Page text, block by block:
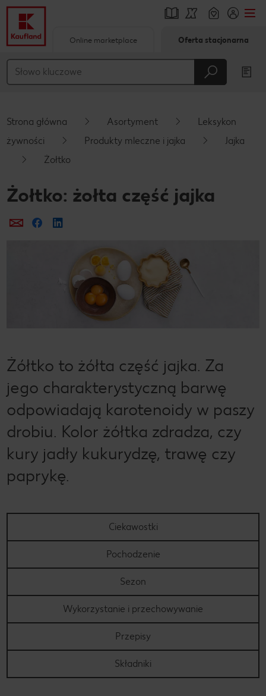
Główna treść
Pływający pasek boczny
Online marketplace Oferta stacjonarna
Strona główna Asortyment
Leksykon
żywności
Produkty mleczne i jajka
Jajka
Żołtko
Żołtko: żołta część jajka
Prześlij e-mailem
Udostępnij na Facebooku
Żółtko to żółta część jajka. Za
jego charakterystyczną barwę
odpowiadają karotenoidy w paszy
drobiu. Kolor żółtka zdradza, czy
kury jadły kukurydzę, trawę czy
paprykę.
Ciekawostki
Pochodzenie
Sezon
Wykorzystanie i przechowywanie
Przepisy
Składniki